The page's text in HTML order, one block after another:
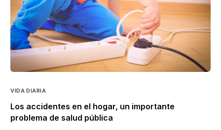
VIDA DIARIA
Los accidentes en el hogar, un importante
problema de salud pública